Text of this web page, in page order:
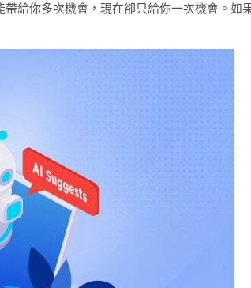
給你多次機會，現在卻只給你一次機會。如